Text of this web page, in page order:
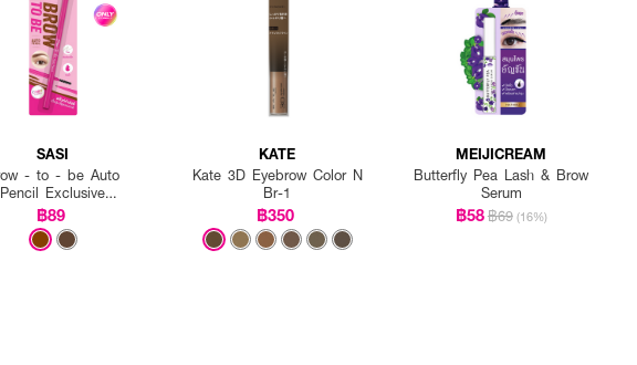
SASI
- to - be Auto
Pencil Exclusive
EVEANDBOY
฿89
KATE
Kate 3D Eyebrow Color N
Br-1
฿350
MEIJICREAM
Butterfly Pea Lash & Brow
Serum
฿58฿69 (16%)